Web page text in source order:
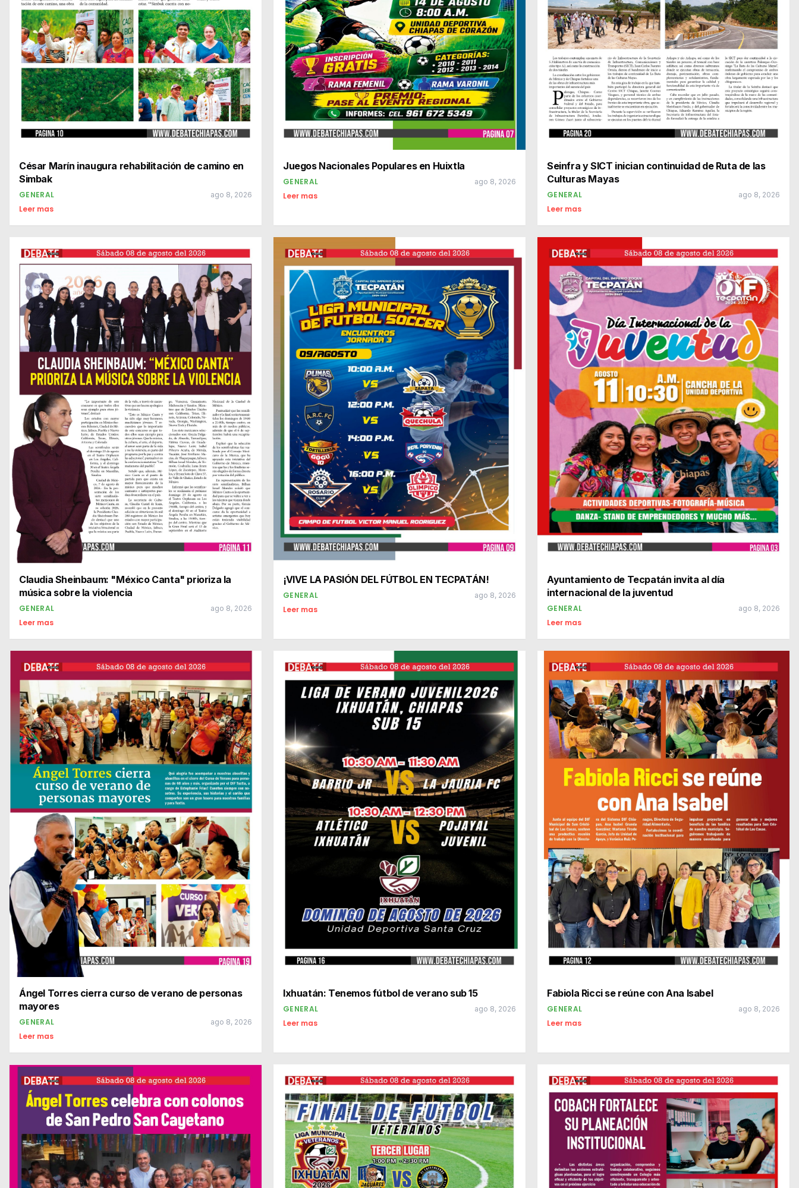
César Marín inaugura rehabilitación de camino en
Simbak
GENERAL ago 8, 2026
Leer mas
Juegos Nacionales Populares en Huixtla
GENERAL ago 8, 2026
Leer mas
Seinfra y SICT inician continuidad de Ruta de las
Culturas Mayas
GENERAL ago 8, 2026
Leer mas
Claudia Sheinbaum: "México Canta" prioriza la
música sobre la violencia
GENERAL ago 8, 2026
Leer mas
¡VIVE LA PASIÓN DEL FÚTBOL EN TECPATÁN!
GENERAL ago 8, 2026
Leer mas
Ayuntamiento de Tecpatán invita al día
internacional de la juventud
GENERAL ago 8, 2026
Leer mas
Ángel Torres cierra curso de verano de personas
mayores
GENERAL ago 8, 2026
Leer mas
Ixhuatán: Tenemos fútbol de verano sub 15
GENERAL ago 8, 2026
Leer mas
Fabiola Ricci se reúne con Ana Isabel
GENERAL ago 8, 2026
Leer mas